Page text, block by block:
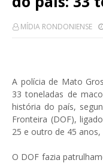
MÍDIA RONDONIENSE
A polícia de Mato
33 toneladas de
história do país,
Fronteira (DOF),
25 e outro de 45
O DOF fazia